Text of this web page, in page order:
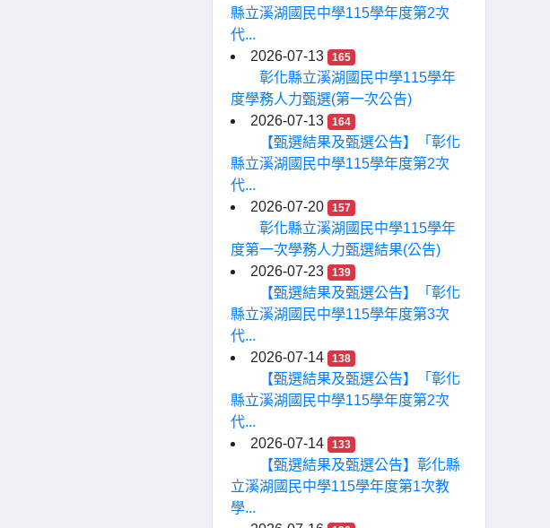
縣立溪湖國民中學115學年度第2次
代...
2026-07-13
165
彰化縣立溪湖國民中學115學年
度學務人力甄選(第一次公告)
2026-07-13
164
【甄選結果及甄選公告】「彰化
縣立溪湖國民中學115學年度第2次
代...
2026-07-20
157
彰化縣立溪湖國民中學115學年
度第一次學務人力甄選結果(公告)
2026-07-23
139
【甄選結果及甄選公告】「彰化
縣立溪湖國民中學115學年度第3次
代...
2026-07-14
138
【甄選結果及甄選公告】「彰化
縣立溪湖國民中學115學年度第2次
代...
2026-07-14
133
【甄選結果及甄選公告】彰化縣
立溪湖國民中學115學年度第1次教
學...